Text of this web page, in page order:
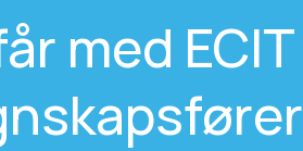
med ECIT